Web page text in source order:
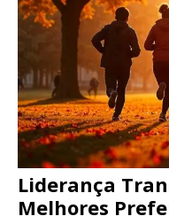
Liderança
Melhores